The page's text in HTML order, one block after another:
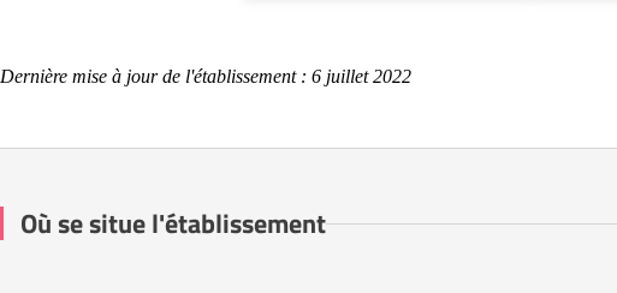
Dernière mise à jour de l'établissement : 6 juillet 2022
Où se situe l'établissement